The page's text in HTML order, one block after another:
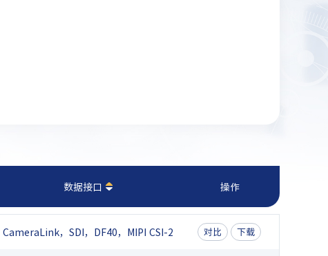
数据接口 操作
CameraLink，SDI，DF40，MIPI CSI-2 对比 下载